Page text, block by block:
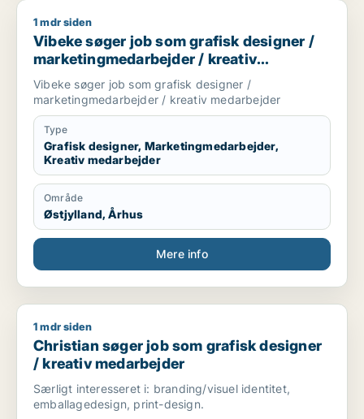
Vibeke søger job som grafisk designer /
1 mdr siden
Vibeke søger job som grafisk designer /
marketingmedarbejder / kreativ
medarbejder
Vibeke søger job som grafisk designer /
marketingmedarbejder / kreativ medarbejder
Type
Grafisk designer, Marketingmedarbejder,
Kreativ medarbejder
Område
Østjylland, Århus
Mere info
Christian søger job som grafisk designer / kreativ
1 mdr siden
Christian søger job som grafisk designer
/ kreativ medarbejder
Særligt interesseret i: branding/visuel identitet,
emballagedesign, print-design.